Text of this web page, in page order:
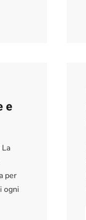
e
per
ogni